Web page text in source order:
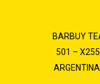
BARBUY
501 –
ARGENTINA